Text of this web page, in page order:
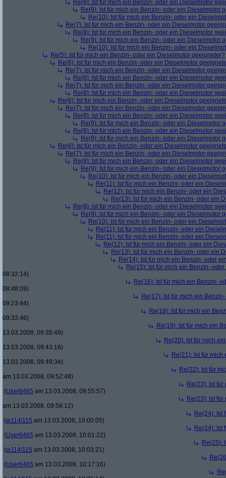
Re(8): Ist für mich ein Benzin- oder ein Dieselmotor
Re(9): Ist für mich ein Benzin- oder ein Dieselmotor
Re(10): Ist für mich ein Benzin- oder ein
Re(7): Ist für mich ein Benzin- oder ein Dieselmotor
Re(8): Ist für mich ein Benzin- oder ein Dieselmotor
Re(9): Ist für mich ein Benzin- oder ein Dieselmotor
Re(10): Ist für mich ein Benzin- oder ein
Re(5): Ist für mich ein Benzin- oder ein Dieselmotor geeigneter?
Re(6): Ist für mich ein Benzin- oder ein Dieselmotor
Re(7): Ist für mich ein Benzin- oder ein Dieselmotor
Re(8): Ist für mich ein Benzin- oder ein Dieselmotor
Re(7): Ist für mich ein Benzin- oder ein Dieselmotor
Re(8): Ist für mich ein Benzin- oder ein Dieselmotor
Re(6): Ist für mich ein Benzin- oder ein Dieselmotor
Re(7): Ist für mich ein Benzin- oder ein Dieselmotor
Re(8): Ist für mich ein Benzin- oder ein Dieselmotor
Re(9): Ist für mich ein Benzin- oder ein Dieselmotor
Re(8): Ist für mich ein Benzin- oder ein Dieselmotor
Re(9): Ist für mich ein Benzin- oder ein Dieselmotor
Re(6): Ist für mich ein Benzin- oder ein Dieselmotor
Re(7): Ist für mich ein Benzin- oder ein Dieselmotor
Re(8): Ist für mich ein Benzin- oder ein Dieselmotor
Re(9): Ist für mich ein Benzin- oder ein Dieselmotor
Re(10): Ist für mich ein Benzin- oder ein
Re(11): Ist für mich ein Benzin- oder ein
Re(12): Ist für mich ein Benzin- oder ein
Re(13): Ist für mich ein Benzin- oder ein
Re(8): Ist für mich ein Benzin- oder ein Dieselmotor
Re(9): Ist für mich ein Benzin- oder ein Dieselmotor
Re(10): Ist für mich ein Benzin- oder ein
Re(11): Ist für mich ein Benzin- oder ein
Re(11): Ist für mich ein Benzin- oder ein
Re(12): Ist für mich ein Benzin- oder ein
Re(13): Ist für mich ein Benzin- oder ein
Re(14): Ist für mich ein Benzin- oder
Re(15): Ist für mich ein Benzin-
08:32:14)
Re(16): Ist für mich ein Benzin-
08:48:09)
Re(17): Ist für mich ein
09:23:44)
Re(18): Ist für mich ein
09:33:46)
Re(19): Ist für mich ein
13.03.2008, 09:35:49)
Re(20): Ist für mich
13.03.2008, 09:43:18)
Re(21): Ist für
13.03.2008, 09:49:34)
Re(22): Ist für
am 13.03.2008, 09:52:48)
Re(23): Ist
(User6465 am 13.03.2008, 09:55:57)
Re(23): Ist
am 13.03.2008, 09:56:12)
Re(24): Ist
(w114/115 am 13.03.2008, 10:00:05)
Re(24): Ist
(User6465 am 13.03.2008, 10:01:22)
Re(25):
(w114/115 am 13.03.2008, 10:03:21)
(User6465 am 13.03.2008, 10:17:16)